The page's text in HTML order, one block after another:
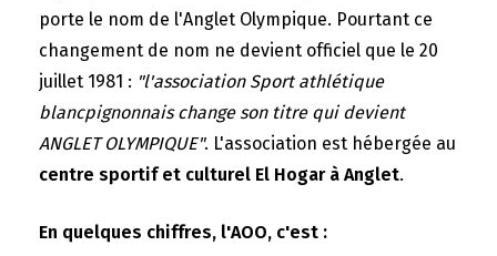
porte le nom de l'Anglet Olympique. Pourtant ce
changement de nom ne devient officiel que le 20
juillet 1981 : "l'association Sport athlétique
blancpignonnais change son titre qui devient
ANGLET OLYMPIQUE". L'association est hébergée au
centre sportif et culturel El Hogar à Anglet.
En quelques chiffres, l'AOO, c'est :